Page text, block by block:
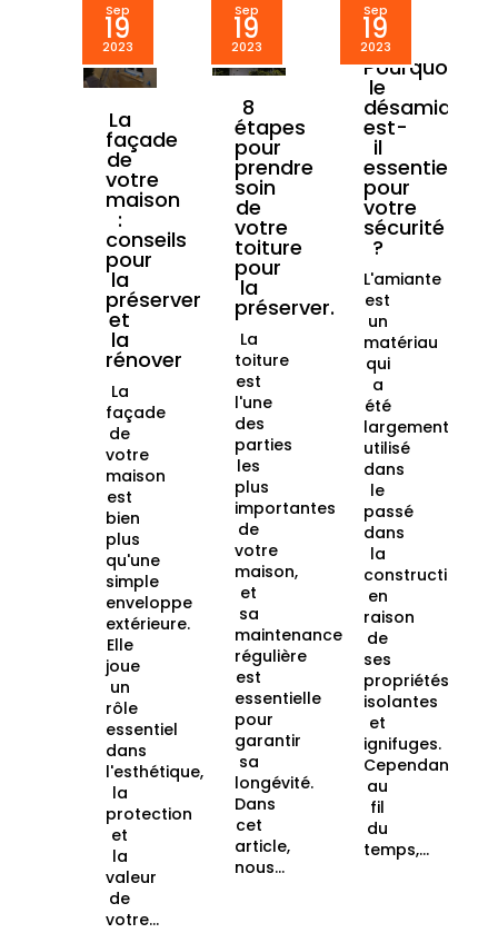
Sep
19
2023
La
façade
de
votre
maison
:
conseils
pour
la
préserver
et
la
rénover
La
façade
de
votre
maison
est
bien
plus
qu'une
simple
enveloppe
extérieure.
Elle
joue
un
rôle
essentiel
dans
l'esthétique,
la
protection
et
la
valeur
de
votre...
Sep
19
2023
8
étapes
pour
prendre
soin
de
votre
toiture
pour
la
préserver.
La
toiture
est
l'une
des
parties
les
plus
importantes
de
votre
maison,
et
sa
maintenance
régulière
est
essentielle
pour
garantir
sa
longévité.
Dans
cet
article,
nous...
Sep
19
2023
Pourquoi
le
est-
il
essentiel
pour
votre
sécurité
?
L'amiante
est
un
matériau
qui
a
été
largement
utilisé
dans
le
passé
dans
la
construction
en
raison
de
ses
propriétés
isolantes
et
ignifuges.
Cependant,
au
fil
du
temps,...